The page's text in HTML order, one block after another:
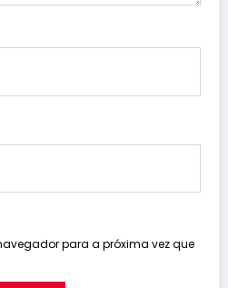
para a próxima vez que